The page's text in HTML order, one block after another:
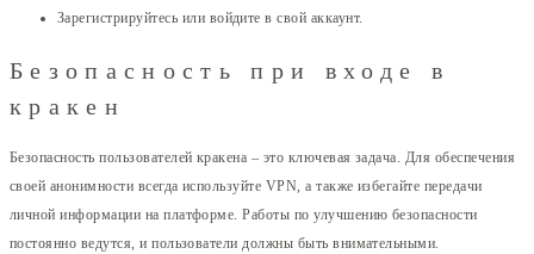
Зарегистрируйтесь или войдите в свой аккаунт.
Безопасность при входе в
кракен
Безопасность пользователей кракена – это ключевая задача. Для обеспечения
своей анонимности всегда используйте VPN, а также избегайте передачи
личной информации на платформе. Работы по улучшению безопасности
постоянно ведутся, и пользователи должны быть внимательными.